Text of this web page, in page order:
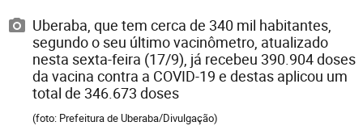
Uberaba, que tem cerca de 340 mil habitantes,
segundo o seu último vacinômetro, atualizado
nesta sexta-feira (17/9), já recebeu 390.904 doses
da vacina contra a COVID-19 e destas aplicou um
total de 346.673 doses
(foto: Prefeitura de Uberaba/Divulgação)